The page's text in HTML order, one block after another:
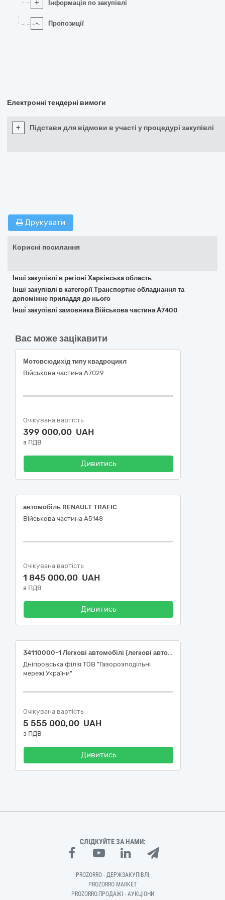
+ Інформація по закупівлі
- Пропозиції
Електронні тендерні вимоги
+ Підстави для відмови в участі у процедурі закупівлі
Друкувати
Корисні посилання
Інші закупівлі в регіоні Харківська область
Інші закупівлі в категорії Транспортне обладнання та
допоміжне приладдя до нього
Інші закупівлі замовника Військова частина А7400
Вас може зацікавити
Мотовсюдихід типу квадроцикл
Військова частина А7029
Очікувана вартість
399 000,00 UAH
з ПДВ
Дивитись
автомобіль RENAULT TRAFIC
Військова частина А5148
Очікувана вартість
1 845 000,00 UAH
з ПДВ
Дивитись
34110000-1 Легкові автомобілі (легкові автомобілі типу компактвен з подовженою колісною базою L2)
Дніпровська філія ТОВ "Газорозподільні
мережі України"
Очікувана вартість
5 555 000,00 UAH
з ПДВ
Дивитись
СЛІДКУЙТЕ ЗА НАМИ:
PROZORRO - ДЕРЖЗАКУПІВЛІ
PROZORRO MARKET
PROZORRO.ПРОДАЖІ - АУКЦІОНИ